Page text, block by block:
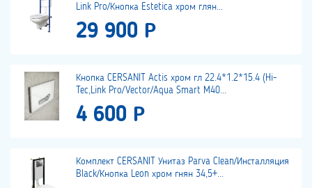
Link Pro/Кнопка Estetica хром глян...
29 900 Р
Кнопка CERSANIT Actis хром гл 22.4*1.2*15.4 (Hi-
Tec,Link Pro/Vector/Aqua Smart M40...
4 600 Р
Комплект CERSANIT Унитаз Parva Clean/Инсталляция
Black/Кнопка Leon хром гнян 34,5+...